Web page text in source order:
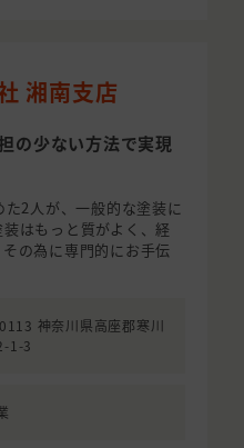
湘南支店
の少ない方法で実現
2人が、一般的な塗装に
はもっと質がよく、経
の為に専門的にお手伝
神奈川県高座郡寒川
1-3